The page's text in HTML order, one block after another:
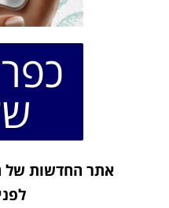
אתר החדשות של